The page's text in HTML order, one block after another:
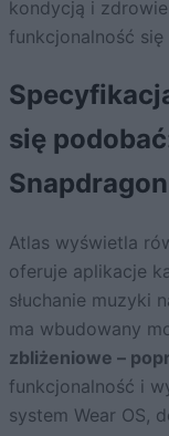
kondycją i
funkcjonalność się
się
Snapdragon
Atlas wyświetla
oferuje aplikacje
słuchanie muzyki
ma wbudowany
zbliżeniowe –
funkcjonalność i
system Wear OS,